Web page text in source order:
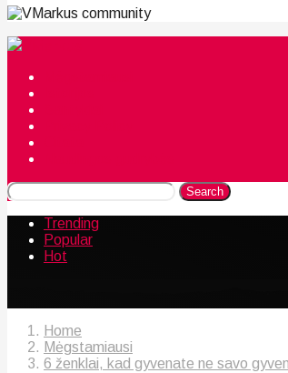
community
Search
Trending
Popular
Hot
Home
Mėgstamiausi
6 ženklai, kad gyvenate ne savo